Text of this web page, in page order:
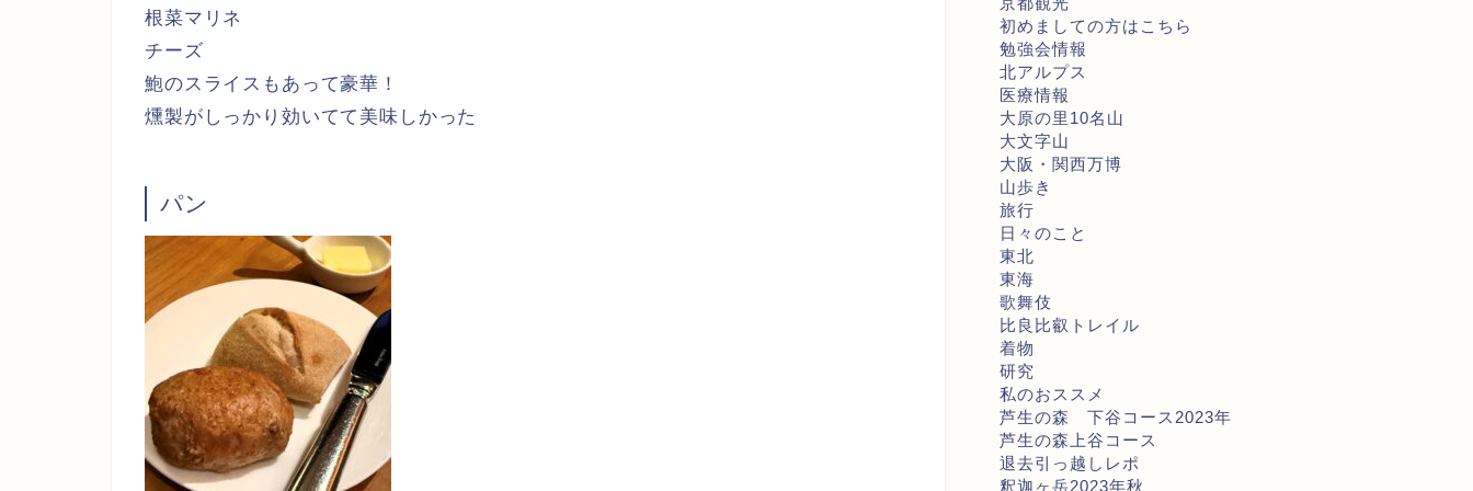
根菜マリネ
チーズ
鮑のスライスもあって豪華！
燻製がしっかり効いてて美味しかった
パン
初めましての方はこちら
勉強会情報
北アルプス
医療情報
大原の里10名山
大文字山
大阪・関西万博
山歩き
旅行
日々のこと
東北
東海
歌舞伎
比良比叡トレイル
着物
研究
私のおススメ
芦生の森 下谷コース2023年
芦生の森上谷コース
退去引っ越しレポ
釈迦ヶ岳2023年秋